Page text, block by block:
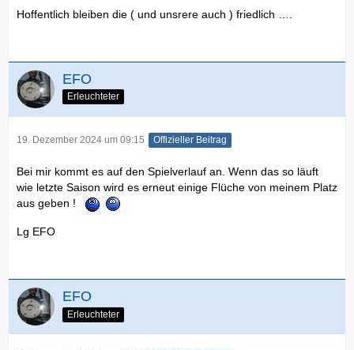
Hoffentlich bleiben die ( und unsrere auch ) friedlich ….
EFO
Erleuchteter
19. Dezember 2024 um 09:15 Offizieller Beitrag
Bei mir kommt es auf den Spielverlauf an. Wenn das so läuft
wie letzte Saison wird es erneut einige Flüche von meinem Platz
aus geben !
Lg EFO
EFO
Erleuchteter